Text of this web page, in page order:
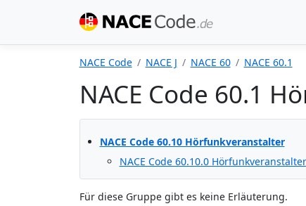
NACE Code NACE J NACE 60 NACE 60.1
NACE Code 60.1
NACE Code 60.10 Hörfunkveranstalter
NACE Code 60.10.0 Hörfunkveranstalter
Für diese Gruppe gibt es keine Erläuterung.